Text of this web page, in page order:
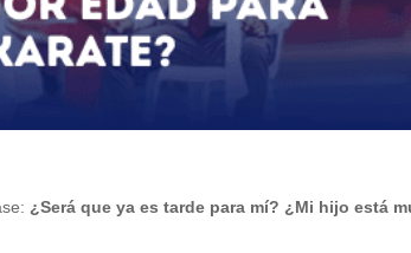
¿Será que ya es tarde para mí? ¿Mi hijo está